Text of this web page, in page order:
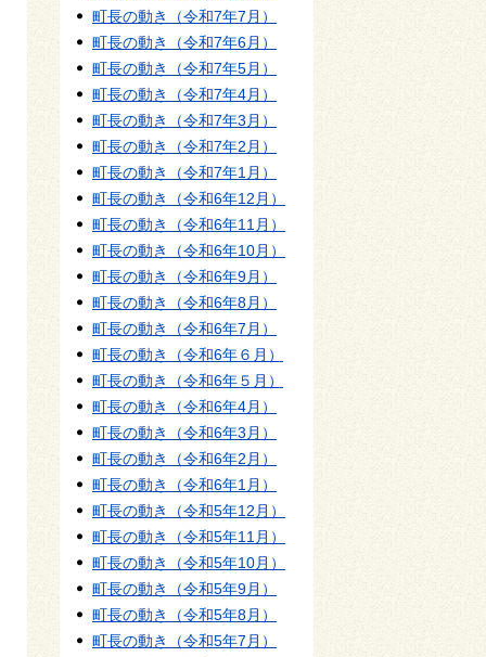
町長の動き（令和7年7月）
町長の動き（令和7年6月）
町長の動き（令和7年5月）
町長の動き（令和7年4月）
町長の動き（令和7年3月）
町長の動き（令和7年2月）
町長の動き（令和7年1月）
町長の動き（令和6年12月）
町長の動き（令和6年11月）
町長の動き（令和6年10月）
町長の動き（令和6年9月）
町長の動き（令和6年8月）
町長の動き（令和6年7月）
町長の動き（令和6年６月）
町長の動き（令和6年５月）
町長の動き（令和6年4月）
町長の動き（令和6年3月）
町長の動き（令和6年2月）
町長の動き（令和6年1月）
町長の動き（令和5年12月）
町長の動き（令和5年11月）
町長の動き（令和5年10月）
町長の動き（令和5年9月）
町長の動き（令和5年8月）
町長の動き（令和5年7月）